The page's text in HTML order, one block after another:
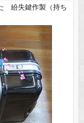
紛失鍵作製（持ち